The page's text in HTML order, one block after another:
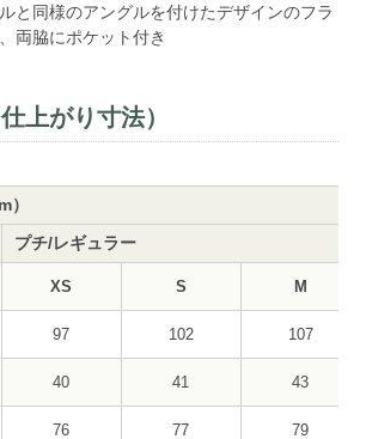
と同様のアングルを付けたデザインのフラ
両脇にポケット付き
上がり寸法）
）
プチ/レギュラー
XS S M
97 102 107
40 41 43
76 77 79